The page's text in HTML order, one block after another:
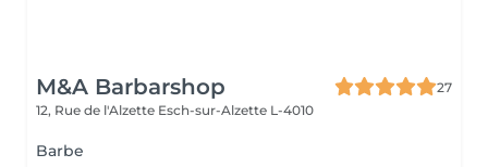
M&A Barbarshop
27
12, Rue de l'Alzette Esch-sur-Alzette L-4010
Barbe